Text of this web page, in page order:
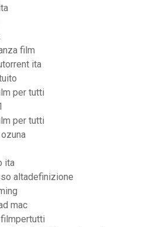
film
ita
per tutti
per tutti
ita
altadefinizione
mac